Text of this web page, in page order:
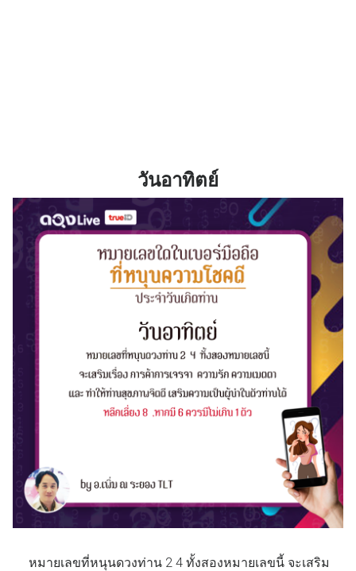
วันอาทิตย์
หมายเลขที่หนุนดวงท่าน 2 4 ทั้งสองหมายเลขนี้ จะเสริม